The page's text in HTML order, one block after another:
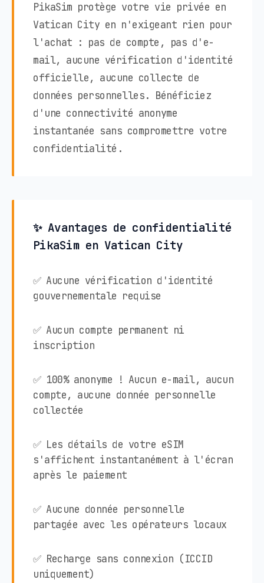
PikaSim protège votre vie privée en
Vatican City en n'exigeant rien pour
l'achat : pas de compte, pas d'e-
mail, aucune vérification d'identité
officielle, aucune collecte de
données personnelles. Bénéficiez
d'une connectivité anonyme
instantanée sans compromettre votre
confidentialité.
✨ Avantages de confidentialité
PikaSim en Vatican City
✅ Aucune vérification d'identité
gouvernementale requise
✅ Aucun compte permanent ni
inscription
✅ 100% anonyme ! Aucun e-mail, aucun
compte, aucune donnée personnelle
collectée
✅ Les détails de votre eSIM
s'affichent instantanément à l'écran
après le paiement
✅ Aucune donnée personnelle
partagée avec les opérateurs locaux
✅ Recharge sans connexion (ICCID
uniquement)